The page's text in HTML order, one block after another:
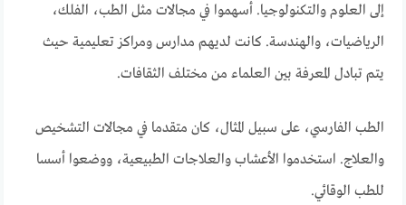
إلى العلوم والتكنولوجيا. أسهموا في مجالات مثل الطب، الفلك،
الرياضيات، والهندسة. كانت لديهم مدارس ومراكز تعليمية حيث
يتم تبادل المعرفة بين العلماء من مختلف الثقافات.
الطب الفارسي، على سبيل المثال، كان متقدما في مجالات التشخيص
والعلاج. استخدموا الأعشاب والعلاجات الطبيعية، ووضعوا أسسا
للطب الوقائي.